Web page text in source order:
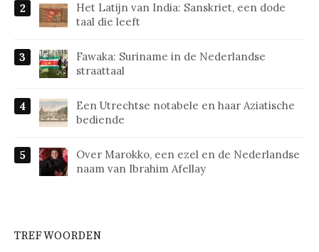
Het Latijn van India: Sanskriet, een dode
taal die leeft
Fawaka: Suriname in de Nederlandse
straattaal
Een Utrechtse notabele en haar Aziatische
bediende
Over Marokko, een ezel en de Nederlandse
naam van Ibrahim Afellay
TREFWOORDEN